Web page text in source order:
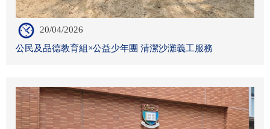
20/04/2026
公民及品德教育組×公益少年團 清潔沙灘義工服務